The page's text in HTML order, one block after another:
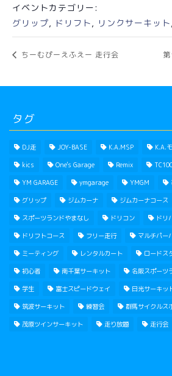
イベントカテゴリー:
グリップ, ドリフト, リンクサーキット,
ちーむぴーえふえー 走行会
タグ
DJ走 JOY-BASE K.A.MSP K.A.
kics One's Garage Remix
YM GARAGE ymgarage YMGM
グリップ ジムカーナ ジムカーナコース
スポーツランドやまなし ドリコン ドリ
ドリフトコース フリー走行 マルチパー
ミーティング レンタルカート ロードス
初心者 南千葉サーキット 名阪スポーツ
学生 富士スピードウェイ 日光サーキッ
筑波サーキット 練習会 群馬サイクルス
茂原ツインサーキット 走り放題 走行会